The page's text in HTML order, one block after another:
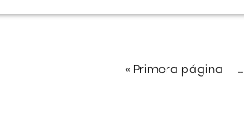
« Primera página ...